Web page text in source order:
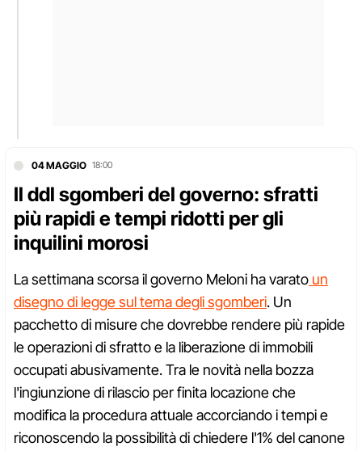
04 MAGGIO 18:00
Il ddl sgomberi del governo: sfratti
più rapidi e tempi ridotti per gli
inquilini morosi
La settimana scorsa il governo Meloni ha varato un
disegno di legge sul tema degli sgomberi. Un
pacchetto di misure che dovrebbe rendere più rapide
le operazioni di sfratto e la liberazione di immobili
occupati abusivamente. Tra le novità nella bozza
l'ingiunzione di rilascio per finita locazione che
modifica la procedura attuale accorciando i tempi e
riconoscendo la possibilità di chiedere l'1% del canone